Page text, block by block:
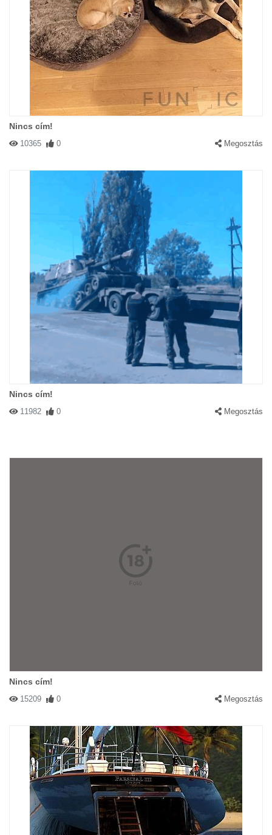
Nincs cím!
10365 0 Megosztás
Nincs cím!
11982 0 Megosztás
Nincs cím!
15209 0 Megosztás